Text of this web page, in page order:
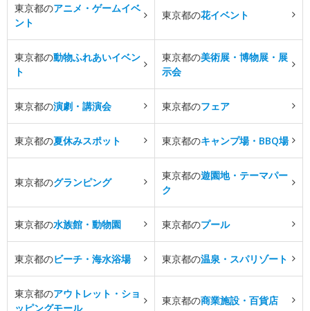
東京都のアニメ・ゲームイベ
ント
東京都の花イベント
東京都の動物ふれあいイベン
ト
東京都の美術展・博物展・展
示会
東京都の演劇・講演会 東京都のフェア
東京都の夏休みスポット 東京都のキャンプ場・BBQ場
東京都のグランピング
東京都の遊園地・テーマパー
ク
東京都の水族館・動物園 東京都のプール
東京都のビーチ・海水浴場 東京都の温泉・スパリゾート
東京都のアウトレット・ショ
ッピングモール
東京都の商業施設・百貨店